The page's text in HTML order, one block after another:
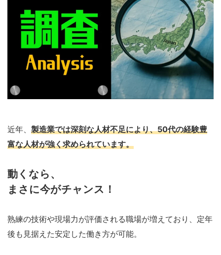
近年、 製造業では深刻な人材不足により、50代の経験豊
富な人材が強く求められています。
動くなら、
まさに今がチャンス！
熟練の技術や現場力が評価される職場が増えており、定年
後も見据えた安定した働き方が可能。